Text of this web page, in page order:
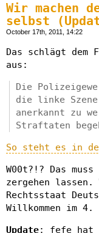
Wir machen
selbst
October 17th, 2011, 14:22
Das schlägt dem
aus:
Die
die linke
anerkannt zu
Straftaten
So steht es in
W00t?!? Das
zergehen
Rechtsstaat
Willkommen im 4.
Update: fefe hat